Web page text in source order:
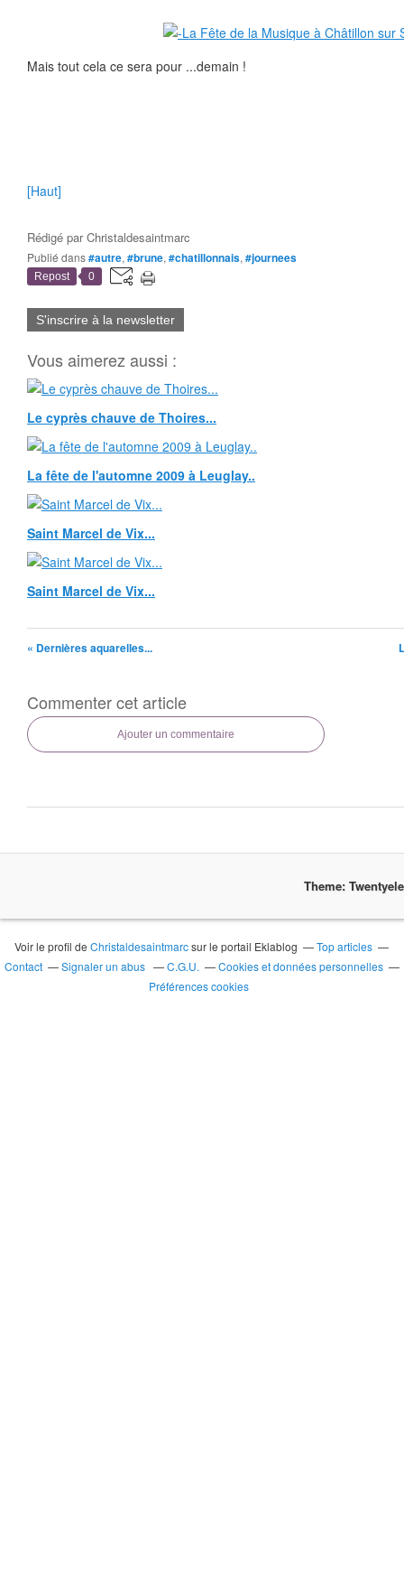
Mais tout cela ce sera pour ...demain !
[Haut]
Rédigé parChristaldesaintmarc
Publié dans#autre, #brune, #chatillonnais, #journees
Repost 0
S'inscrire à la newsletter
Vous aimerez aussi :
Le cyprès chauve de Thoires...
La fête de l'automne 2009 à Leuglay..
Saint Marcel de Vix...
Saint Marcel de Vix...
« Dernières aquarelles...
Commenter cet article
Ajouter un commentaire
Theme:
Voir le profil deChristaldesaintmarcsur le portail Eklablog
Top articles
Contact
Signaler un abus C.G.U.
Cookies et données personnelles
Préférences cookies